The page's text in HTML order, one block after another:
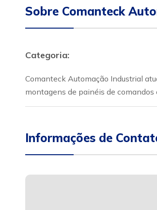
Sobre Comanteck
Categoria:
Comanteck Automação Industrial
montagens de painéis de
Informações de